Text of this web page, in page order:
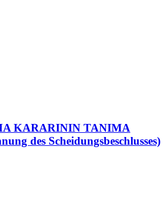
KARARININ TANIMA
des Scheidungsbeschlusses)